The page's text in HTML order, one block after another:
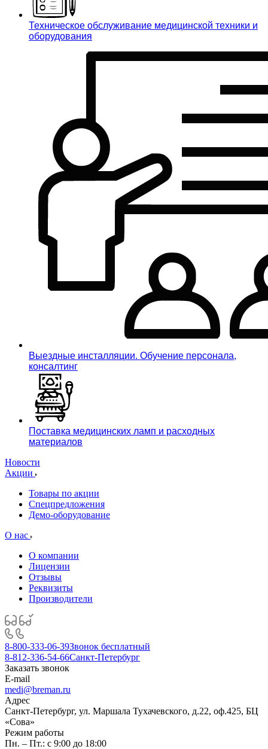
Техническое обслуживание медицинской техники и
оборудования
Выездные инсталляции. Обучение персонала,
консалтинг
Поставка медицинских ламп и расходных
материалов
Новости
Акции
Товары по акции
Спецпредложения
Демо-оборудование
О нас
О компании
Лицензии
Отзывы
Реквизиты
Производители
8-800-333-06-39Звонок бесплатный
8-812-336-54-66Санкт-Петербург
Заказать звонок
E-mail
medi@breman.ru
Адрес
Санкт-Петербург, ул. Маршала Тухачевского, д.22, оф.425, БЦ
«Сова»
Режим работы
Пн. – Пт.: с 9:00 до 18:00